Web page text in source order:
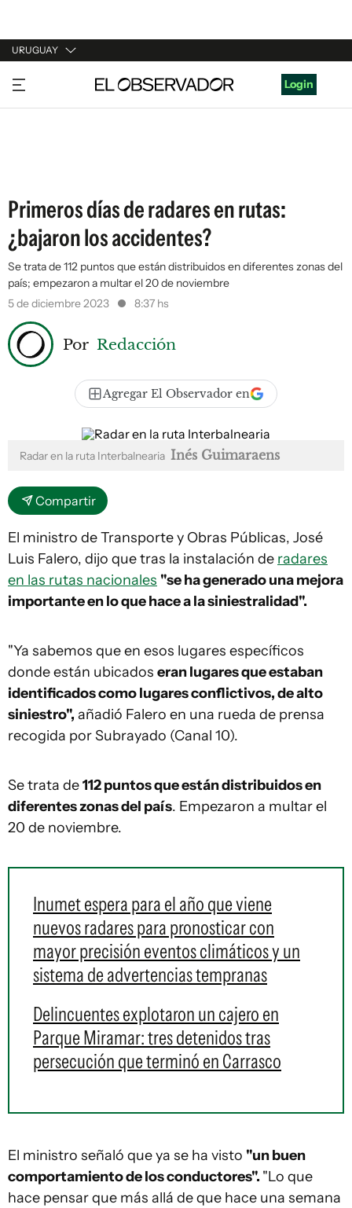
URUGUAY
URUGUAY
ARGENTINA
Login
Primeros días de radares en rutas:
¿bajaron los accidentes?
Se trata de 112 puntos que están distribuidos en diferentes zonas del
país; empezaron a multar el 20 de noviembre
5 de diciembre 2023
8:37 hs
Por Redacción
Agregar El Observador en
Radar en la ruta Interbalnearia Inés Guimaraens
Compartir
El ministro de Transporte y Obras Públicas, José
Luis Falero, dijo que tras la instalación de radares
en las rutas nacionales "se ha generado una mejora
importante en lo que hace a la siniestralidad".
"Ya sabemos que en esos lugares específicos
donde están ubicados eran lugares que estaban
identificados como lugares conflictivos, de alto
siniestro", añadió Falero en una rueda de prensa
recogida por Subrayado (Canal 10).
Se trata de112 puntos que están distribuidos en
diferentes zonas del país. Empezaron a multar el
20 de noviembre.
Inumet espera para el año que viene
nuevos radares para pronosticar con
mayor precisión eventos climáticos y un
sistema de advertencias tempranas
Delincuentes explotaron un cajero en
Parque Miramar: tres detenidos tras
persecución que terminó en Carrasco
El ministro señaló que ya se ha visto "un buen
comportamiento de los conductores". "Lo que
hace pensar que más allá de que hace una semana